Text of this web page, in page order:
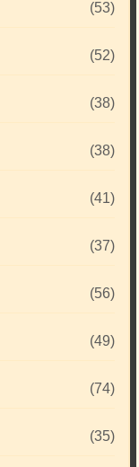
(53)
(52)
(38)
(38)
(41)
(37)
(56)
(49)
(74)
(35)